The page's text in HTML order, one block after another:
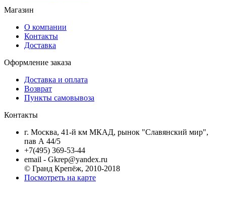
Магазин
О компании
Контакты
Доставка
Оформление заказа
Доставка и оплата
Возврат
Пункты самовывоза
Контакты
г. Москва, 41-й км МКАД, рынок "Славянский мир",
пав А 44/5
+7(495) 369-53-44
email - Gkrep@yandex.ru
© Гранд Крепёж, 2010-2018
Посмотреть на карте